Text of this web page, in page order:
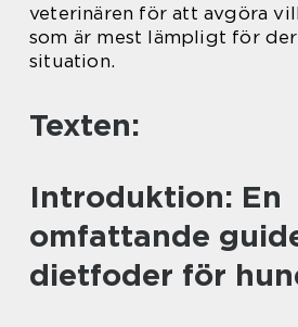
veterinären för att avgöra
som är mest lämpligt för
situation.
Texten:
Introduktion: En
omfattande
dietfoder för